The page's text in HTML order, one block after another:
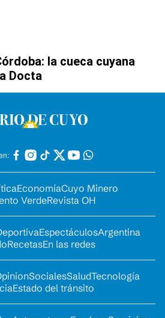
la cueca cuyana
Docta
EconomíaCuyo Minero
VerdeRevista OH
EspectáculosArgentina
RecetasEn las redes
SocialesSaludTecnología
Estado del tránsito